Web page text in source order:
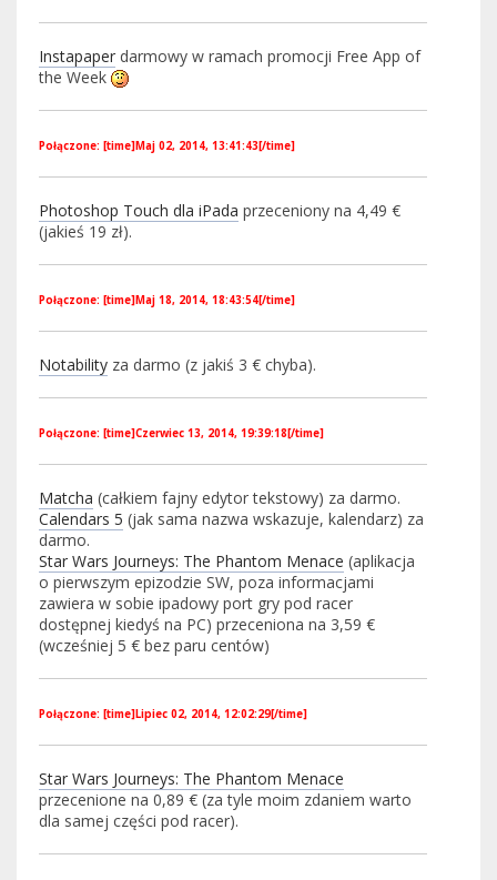
Instapaper darmowy w ramach promocji Free App of
the Week
Połączone: [time]Maj 02, 2014, 13:41:43[/time]
Photoshop Touch dla iPada przeceniony na 4,49 €
(jakieś 19 zł).
Połączone: [time]Maj 18, 2014, 18:43:54[/time]
Notability za darmo (z jakiś 3 € chyba).
Połączone: [time]Czerwiec 13, 2014, 19:39:18[/time]
Matcha (całkiem fajny edytor tekstowy) za darmo.
Calendars 5 (jak sama nazwa wskazuje, kalendarz) za
darmo.
Star Wars Journeys: The Phantom Menace (aplikacja
o pierwszym epizodzie SW, poza informacjami
zawiera w sobie ipadowy port gry pod racer
dostępnej kiedyś na PC) przeceniona na 3,59 €
(wcześniej 5 € bez paru centów)
Połączone: [time]Lipiec 02, 2014, 12:02:29[/time]
Star Wars Journeys: The Phantom Menace
przecenione na 0,89 € (za tyle moim zdaniem warto
dla samej części pod racer).